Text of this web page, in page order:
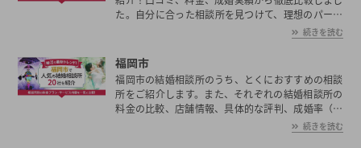
た。自分に合った相談所を見つけて、理想のパート
続きを読む
福岡市
福岡市の結婚相談所のうち、とくにおすすめの相談
所をご紹介します。また、それぞれの結婚相談所の
料金の比較、店舗情報、具体的な評判、成婚率（成
婚実績）、会員数など、結婚相談所に関する情報を
続きを読む